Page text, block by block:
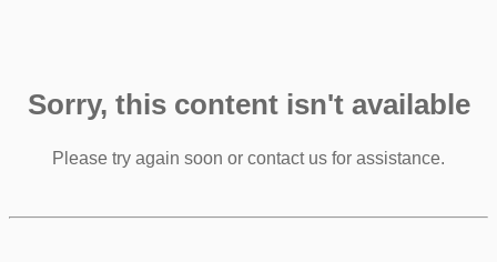
Sorry, this content isn't available
Please try again soon or contact us for assistance.